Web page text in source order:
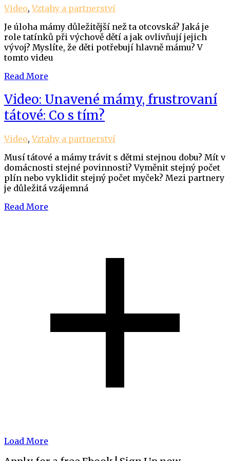
Video,Vztahy a partnerství
Je úloha mámy důležitější než ta otcovská? Jaká je
role tatínků při výchově dětí a jak ovlivňují jejich
vývoj? Myslíte, že děti potřebují hlavně mámu? V
tomto videu
Read More
Video: Unavené mámy, frustrovaní
tátové: Co s tím?
Video,Vztahy a partnerství
Musí tátové a mámy trávit s dětmi stejnou dobu? Mít v
domácnosti stejné povinnosti? Vyměnit stejný počet
plín nebo vyklidit stejný počet myček? Mezi partnery
je důležitá vzájemná
Read More
Load More